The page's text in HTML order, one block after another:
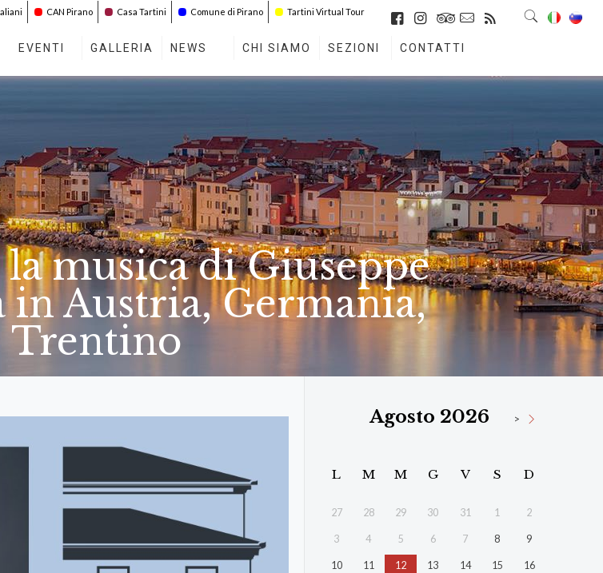
CAN Pirano Casa Tartini Comune di Pirano Tartini Virtual Tour
EVENTI GALLERIA NEWS CHI SIAMO SEZIONI CONTATTI
musica di Giuseppe
Austria, Germania,
Trentino
Agosto 2026 >
L M M G V S D
27 28 29 30 31 1 2
3 4 5 6 7 8 9
10 11 12 13 14 15 16